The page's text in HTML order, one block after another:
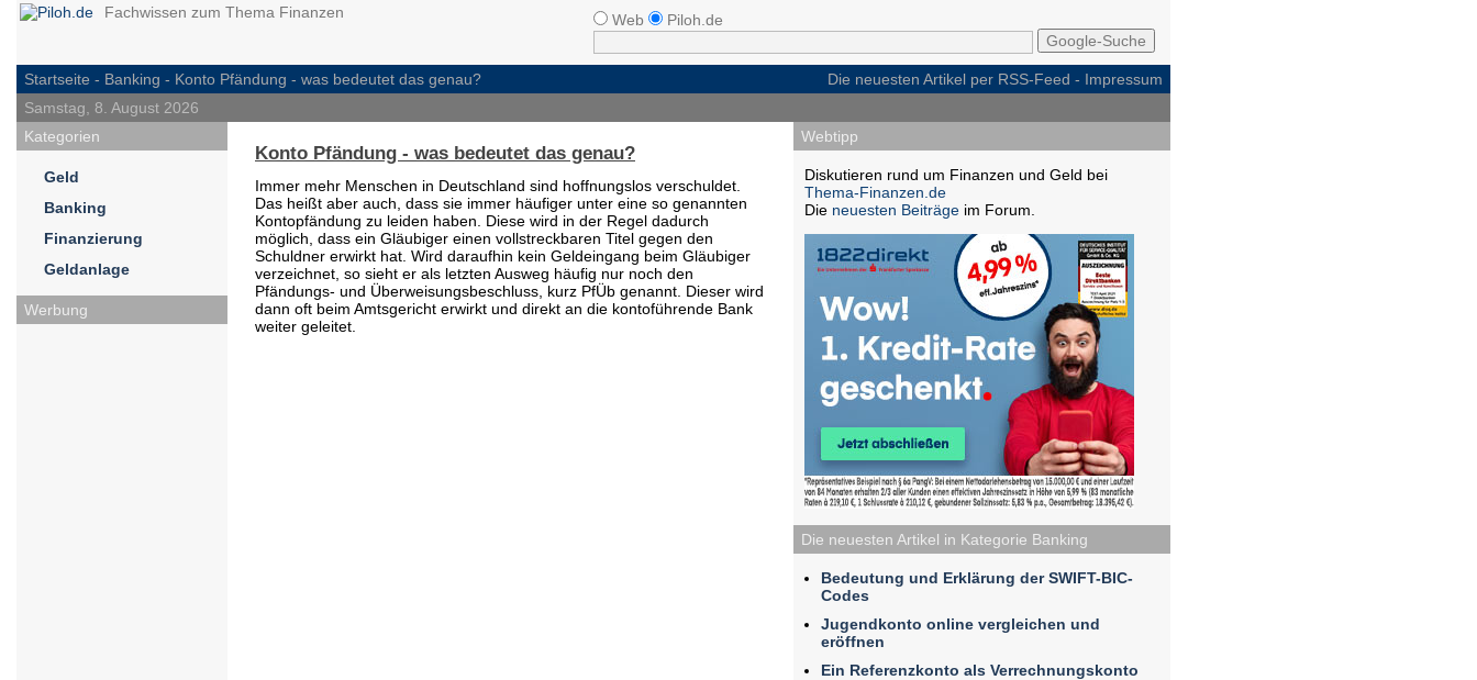
Fachwissen zum Thema Finanzen Web Piloh.de
Startseite - Banking - Konto Pfändung - was bedeutet das genau? Die neuesten Artikel per RSS-Feed - Impressum
Samstag, 8. August 2026
Kategorien
Geld
Banking
Finanzierung
Geldanlage
Werbung
Konto Pfändung - was bedeutet das genau?
Immer mehr Menschen in Deutschland sind hoffnungslos verschuldet.
Das heißt aber auch, dass sie immer häufiger unter eine so genannten
Kontopfändung zu leiden haben. Diese wird in der Regel dadurch
möglich, dass ein Gläubiger einen vollstreckbaren Titel gegen den
Schuldner erwirkt hat. Wird daraufhin kein Geldeingang beim Gläubiger
verzeichnet, so sieht er als letzten Ausweg häufig nur noch den
Pfändungs- und Überweisungsbeschluss, kurz PfÜb genannt. Dieser wird
dann oft beim Amtsgericht erwirkt und direkt an die kontoführende Bank
weiter geleitet.
Webtipp
Diskutieren rund um Finanzen und Geld bei
Thema-Finanzen.de
Die neuesten Beiträgeim Forum.
Die neuesten Artikel in Kategorie Banking
Bedeutung und Erklärung der SWIFT-BIC-
Codes
Jugendkonto online vergleichen und
eröffnen
Ein Referenzkonto als Verrechnungskonto